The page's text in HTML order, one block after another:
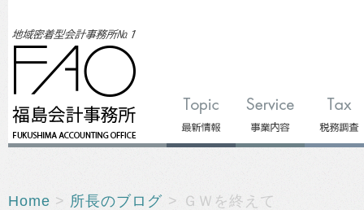
Home > 所長のブログ > ＧＷを終えて